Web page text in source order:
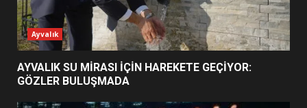
3
EİB’DE KRİTİK ATAMA:
SÜRDÜRÜLEBİLİRLİKTE NE
Ayvalık
AYVALIK SU MİRASI İÇİN HAREKETE GEÇİYOR:
GÖZLER BULUŞMADA